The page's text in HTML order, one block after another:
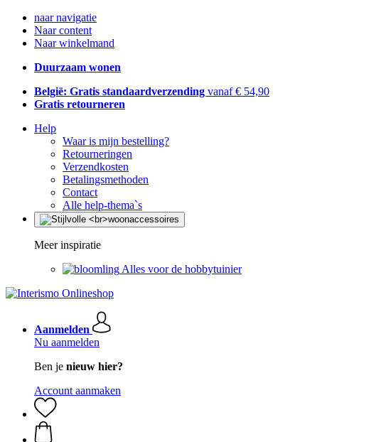
naar navigatie
Naar content
Naar winkelmand
Duurzaam wonen
België: Gratis standaardverzending vanaf € 54,90
Gratis retourneren
Help
Waar is mijn bestelling?
Retourneringen
Verzendkosten
Betalingsmethoden
Contact
Alle help-thema`s
Meer inspiratie
Alles voor de hobbytuinier
Aanmelden
Nu aanmelden
Ben je nieuw hier?
Account aanmaken